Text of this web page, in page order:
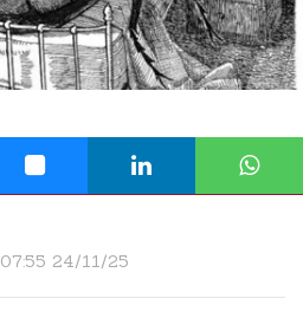
07:55 24/11/25